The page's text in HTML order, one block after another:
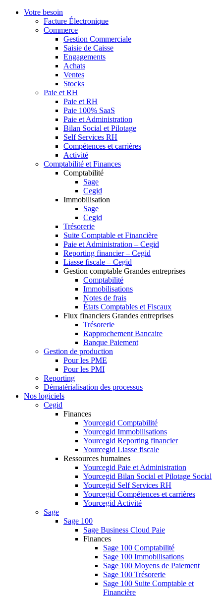
Votre besoin
Facture Électronique
Commerce
Gestion Commerciale
Saisie de Caisse
Engagements
Achats
Ventes
Stocks
Paie et RH
Paie et RH
Paie 100% SaaS
Paie et Administration
Bilan Social et Pilotage
Self Services RH
Compétences et carrières
Activité
Comptabilité et Finances
Comptabilité
Sage
Cegid
Immobilisation
Sage
Cegid
Trésorerie
Suite Comptable et Financière
Paie et Administration – Cegid
Reporting financier – Cegid
Liasse fiscale – Cegid
Gestion comptable Grandes entreprises
Comptabilité
Immobilisations
Notes de frais
États Comptables et Fiscaux
Flux financiers Grandes entreprises
Trésorerie
Rapprochement Bancaire
Banque Paiement
Gestion de production
Pour les PME
Pour les PMI
Reporting
Dématérialisation des processus
Nos logiciels
Cegid
Finances
Yourcegid Comptabilité
Yourcegid Immobilisations
Yourcegid Reporting financier
Yourcegid Liasse fiscale
Ressources humaines
Yourcegid Paie et Administration
Yourcegid Bilan Social et Pilotage Social
Yourcegid Self Services RH
Yourcegid Compétences et carrières
Yourcegid Activité
Sage
Sage 100
Sage Business Cloud Paie
Finances
Sage 100 Comptabilité
Sage 100 Immobilisations
Sage 100 Moyens de Paiement
Sage 100 Trésorerie
Sage 100 Suite Comptable et
Financière